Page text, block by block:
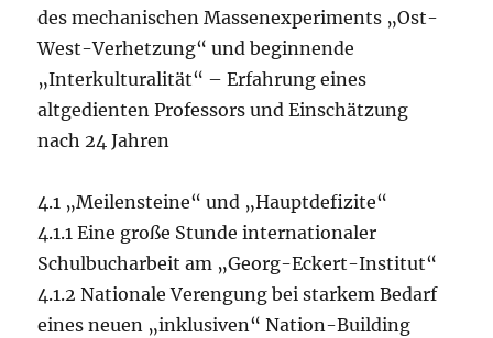
des mechanischen Massenexperiments „Ost-
West-Verhetzung“ und beginnende
„Interkulturalität“ – Erfahrung eines
altgedienten Professors und Einschätzung
nach 24 Jahren
4.1 „Meilensteine“ und „Hauptdefizite“
4.1.1 Eine große Stunde internationaler
Schulbucharbeit am „Georg-Eckert-Institut“
4.1.2 Nationale Verengung bei starkem Bedarf
eines neuen „inklusiven“ Nation-Building